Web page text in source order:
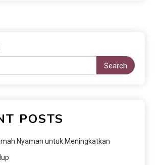
Search
POSTS
Nyaman untuk Meningkatkan